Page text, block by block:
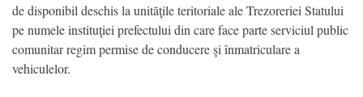
de disponibil deschis la unităţile teritoriale ale Trezoreriei Statului
pe numele instituţiei prefectului din care face parte serviciul public
comunitar regim permise de conducere şi înmatriculare a
vehiculelor.